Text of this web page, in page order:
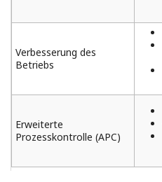
Verbesserung des
Betriebs
Erweiterte
Prozesskontrolle (APC)